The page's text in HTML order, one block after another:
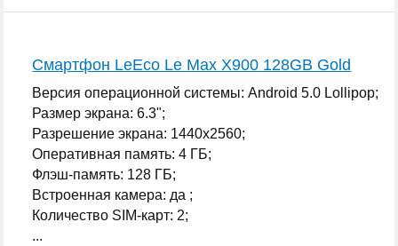
Смартфон LeEco Le Max X900 128GB Gold
Версия операционной системы: Android 5.0 Lollipop;
Размер экрана: 6.3";
Разрешение экрана: 1440x2560;
Оперативная память: 4 ГБ;
Флэш-память: 128 ГБ;
Встроенная камера: да ;
Количество SIM-карт: 2;
...